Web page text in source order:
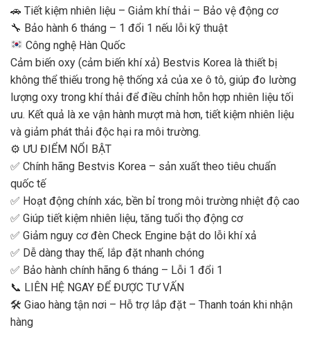
🚗 Tiết kiệm nhiên liệu – Giảm khí thải – Bảo vệ động cơ
🔧 Bảo hành 6 tháng – 1 đổi 1 nếu lỗi kỹ thuật
Công nghệ Hàn Quốc
Cảm biến oxy (cảm biến khí xả) Bestvis Korea là thiết bị
không thể thiếu trong hệ thống xả của xe ô tô, giúp đo lường
lượng oxy trong khí thải để điều chỉnh hỗn hợp nhiên liệu tối
ưu. Kết quả là xe vận hành mượt mà hơn, tiết kiệm nhiên liệu
và giảm phát thải độc hại ra môi trường.
⚙️ ƯU ĐIỂM NỔI BẬT
✅ Chính hãng Bestvis Korea – sản xuất theo tiêu chuẩn
quốc tế
✅ Hoạt động chính xác, bền bỉ trong môi trường nhiệt độ cao
✅ Giúp tiết kiệm nhiên liệu, tăng tuổi thọ động cơ
✅ Giảm nguy cơ đèn Check Engine bật do lỗi khí xả
✅ Dễ dàng thay thế, lắp đặt nhanh chóng
✅ Bảo hành chính hãng 6 tháng – Lỗi 1 đổi 1
📞 LIÊN HỆ NGAY ĐỂ ĐƯỢC TƯ VẤN
🛠 Giao hàng tận nơi – Hỗ trợ lắp đặt – Thanh toán khi nhận
hàng